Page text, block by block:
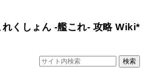
れくしょん -艦これ- 攻略 Wiki*